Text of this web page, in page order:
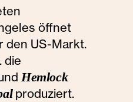
öffnet
den US-Markt.
die
Hemlock
produziert.